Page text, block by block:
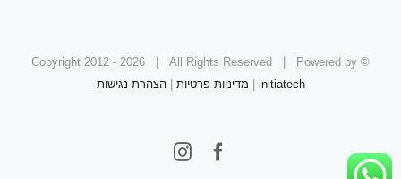
© Copyright 2012 -
2026 | All Rights Reserved | Powered by
initiatech
מדיניות פרטיות |הצהרת נגישות
Facebook
Instagram